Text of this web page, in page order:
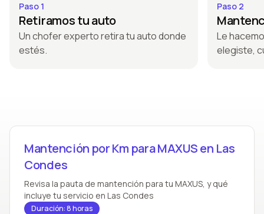
Paso 1
Retiramos tu auto
Un chofer experto retira tu auto donde
estés.
Paso 2
Le
elegiste,
Mantención por Km para MAXUS en Las
Condes
Revisa la pauta de mantención para tu MAXUS, y qué
incluye tu servicio en Las Condes
Duración: 8 horas